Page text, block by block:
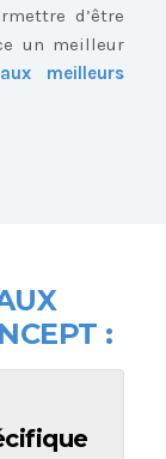
d’être
un meilleur
meilleurs
: